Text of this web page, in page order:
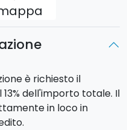
è richiesto il
dell'importo totale. Il
in loco in